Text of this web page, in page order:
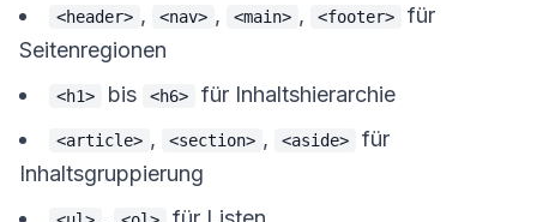
<header> , <nav> , <main> , <footer>
für
Seitenregionen
<h1> bis <h6> für Inhaltshierarchie
<article> , <section> , <aside>
für
Inhaltsgruppierung